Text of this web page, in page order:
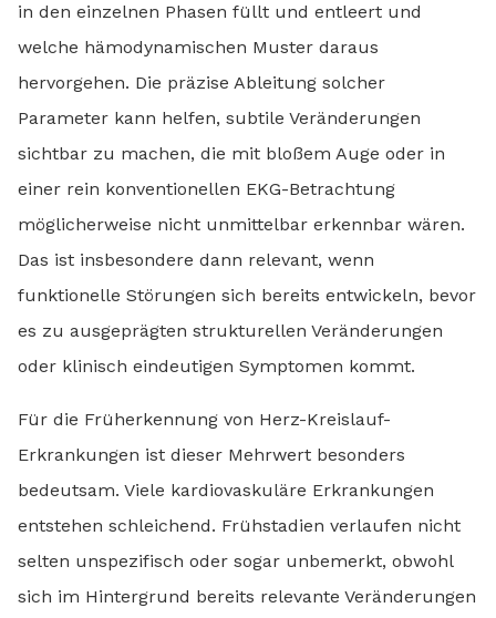
in den einzelnen Phasen füllt und entleert und
welche hämodynamischen Muster daraus
hervorgehen. Die präzise Ableitung solcher
Parameter kann helfen, subtile Veränderungen
sichtbar zu machen, die mit bloßem Auge oder in
einer rein konventionellen EKG-Betrachtung
möglicherweise nicht unmittelbar erkennbar wären.
Das ist insbesondere dann relevant, wenn
funktionelle Störungen sich bereits entwickeln, bevor
es zu ausgeprägten strukturellen Veränderungen
oder klinisch eindeutigen Symptomen kommt.
Für die Früherkennung von Herz-Kreislauf-
Erkrankungen ist dieser Mehrwert besonders
bedeutsam. Viele kardiovaskuläre Erkrankungen
entstehen schleichend. Frühstadien verlaufen nicht
selten unspezifisch oder sogar unbemerkt, obwohl
sich im Hintergrund bereits relevante Veränderungen